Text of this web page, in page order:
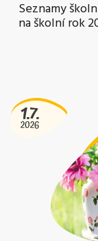
Seznamy
na školní rok
1.7.
2026